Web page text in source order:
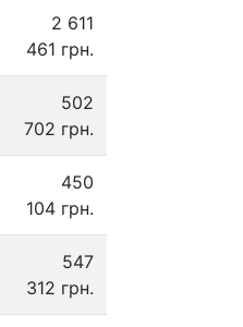
2 611
461 грн.
502
702 грн.
450
104 грн.
547
312 грн.